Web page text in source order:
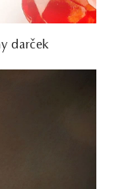
darček